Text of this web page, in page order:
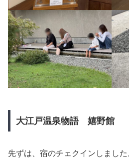
大江戸温泉物語 嬉野館
先ずは、宿のチェクインしまし